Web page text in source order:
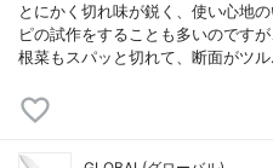
とにかく切れ味が鋭く、使い心地
ピの試作をすることも多いのです
根菜もスパッと切れて、断面がツ